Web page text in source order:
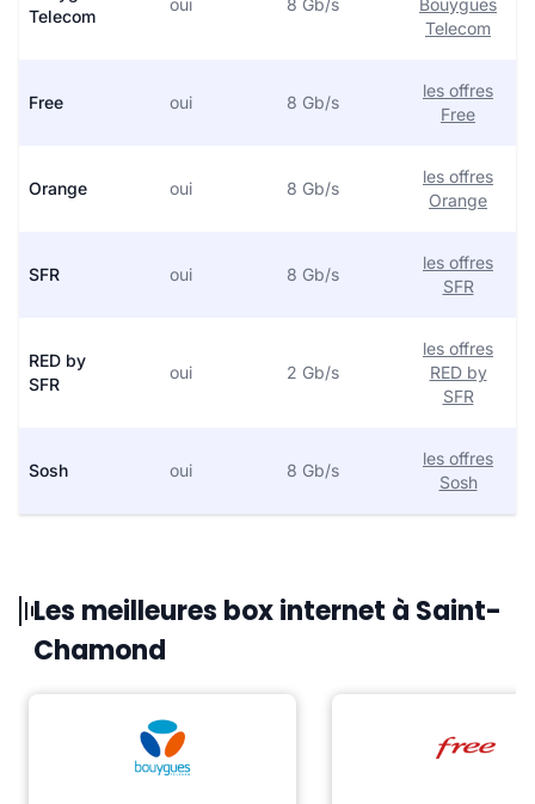
Telecom
oui 8 Gb/s
Bouygues
Telecom
Free oui 8 Gb/s
les offres
Free
Orange oui 8 Gb/s
les offres
Orange
SFR oui 8 Gb/s
les offres
SFR
RED by
SFR
oui 2 Gb/s
les offres
RED by
SFR
Sosh oui 8 Gb/s
les offres
Sosh
Les meilleures box internet à Saint-
Chamond